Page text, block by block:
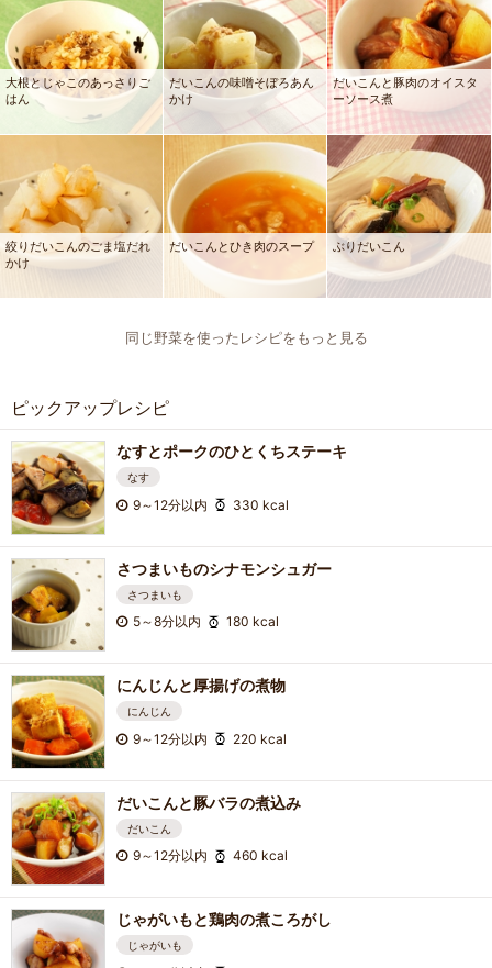
大根とじゃこのあっさりご
はん
だいこんの味噌そぼろあん
かけ
だいこんと豚肉のオイスタ
ーソース煮
絞りだいこんのごま塩だれ
かけ
だいこんとひき肉のスープ ぶりだいこん
同じ野菜を使ったレシピをもっと見る
ピックアップレシピ
なすとポークのひとくちステーキ
なす
9～12分以内 330 kcal
さつまいものシナモンシュガー
さつまいも
5～8分以内 180 kcal
にんじんと厚揚げの煮物
にんじん
9～12分以内 220 kcal
だいこんと豚バラの煮込み
だいこん
9～12分以内 460 kcal
じゃがいもと鶏肉の煮ころがし
じゃがいも